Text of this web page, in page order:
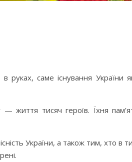
руках, саме існування України
життя тисяч героїв. Їхня
України, а також тим, хто в